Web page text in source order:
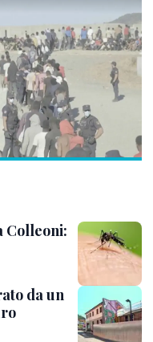
Colleoni:
da un